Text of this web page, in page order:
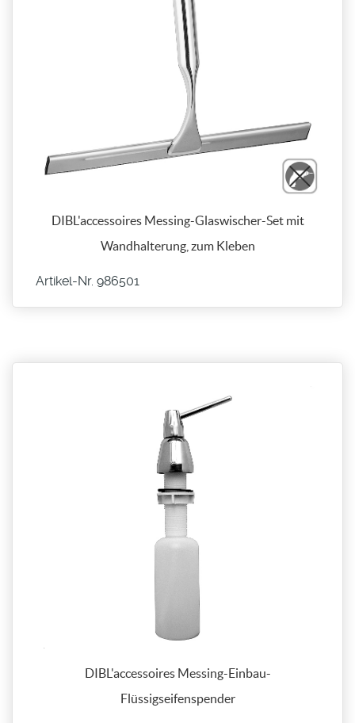
DIBL'accessoires Messing-Glaswischer-Set mit
Wandhalterung, zum Kleben
Artikel-Nr. 986501
DIBL'accessoires Messing-Einbau-
Flüssigseifenspender